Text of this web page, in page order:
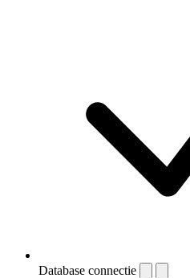
Database connectie